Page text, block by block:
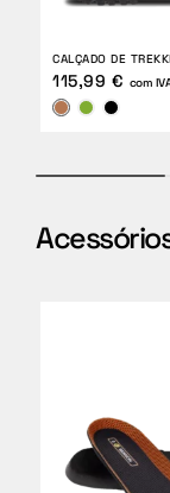
CALÇADO DE
115,99 € com IVA